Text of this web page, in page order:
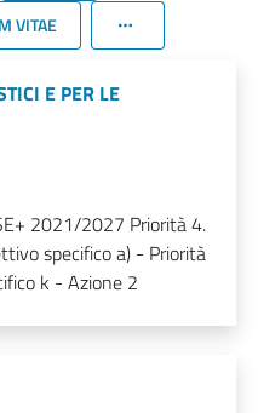
VITAE
E PER LE
2021/2027 Priorità 4.
specifico a) - Priorità
k - Azione 2